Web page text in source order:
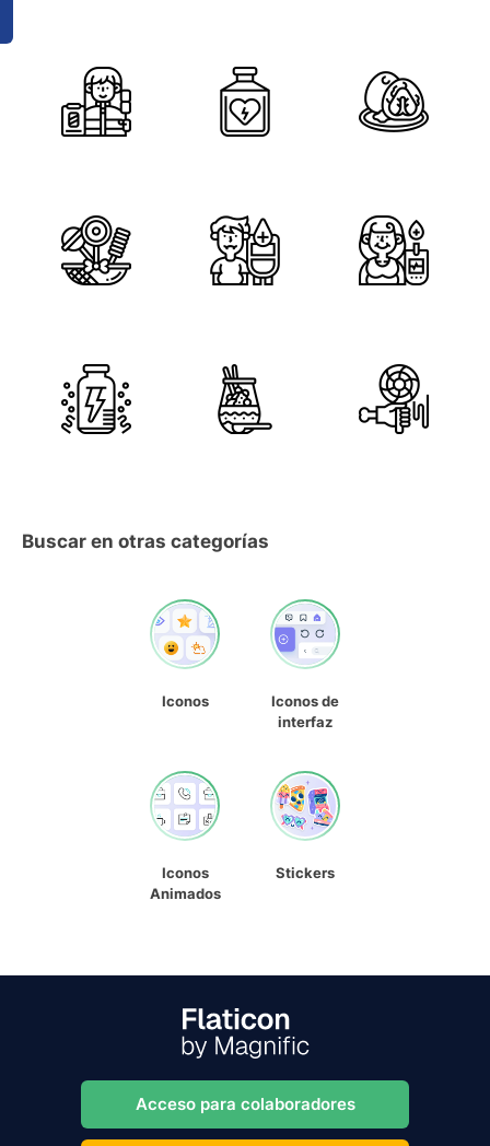
Buscar en otras categorías
Iconos
Iconos de
interfaz
Iconos
Animados
Stickers
Acceso para colaboradores